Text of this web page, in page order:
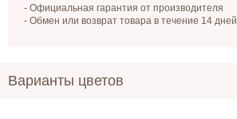
- Официальная гарантия от производителя
- Обмен или возврат товара в течение 14 дней
Варианты цветов